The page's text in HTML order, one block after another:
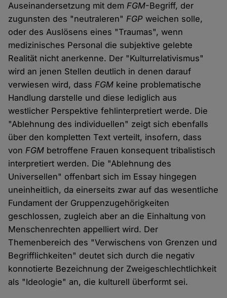
Auseinandersetzung mit demFGM-Begriff, der
zugunsten des "neutraleren"FGP weichen solle,
oder des Auslösens eines "Traumas", wenn
medizinisches Personal die subjektive gelebte
Realität nicht anerkenne. Der "Kulturrelativismus"
wird an jenen Stellen deutlich in denen darauf
verwiesen wird, dass FGM keine problematische
Handlung darstelle und diese lediglich aus
westlicher Perspektive fehlinterpretiert werde. Die
"Ablehnung des individuellen" zeigt sich ebenfalls
über den kompletten Text verteilt, insofern, dass
vonFGM betroffene Frauen konsequent tribalistisch
interpretiert werden. Die "Ablehnung des
Universellen" offenbart sich im Essay hingegen
uneinheitlich, da einerseits zwar auf das wesentliche
Fundament der Gruppenzugehörigkeiten
geschlossen, zugleich aber an die Einhaltung von
Menschenrechten appelliert wird. Der
Themenbereich des "Verwischens von Grenzen und
Begrifflichkeiten" deutet sich durch die negativ
konnotierte Bezeichnung der Zweigeschlechtlichkeit
als "Ideologie" an, die kulturell überformt sei.